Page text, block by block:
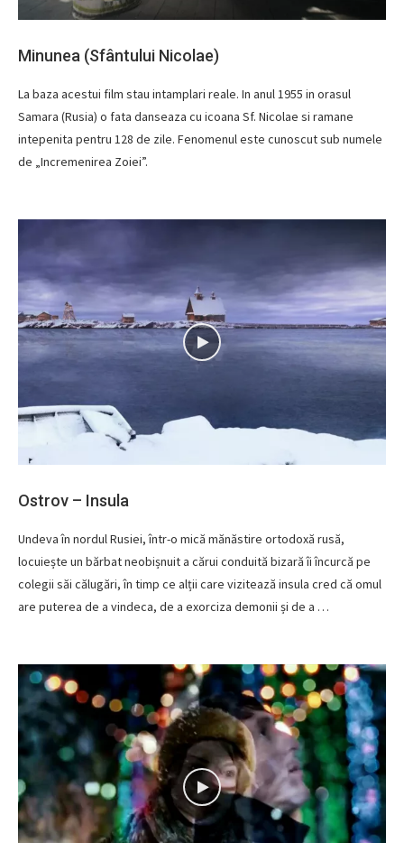
Minunea (Sfântului Nicolae)
La baza acestui film stau intamplari reale. In anul 1955 in orasul
Samara (Rusia) o fata danseaza cu icoana Sf. Nicolae si ramane
intepenita pentru 128 de zile. Fenomenul este cunoscut sub numele
de „Incremenirea Zoiei”.
Ostrov – Insula
Undeva în nordul Rusiei, într-o mică mănăstire ortodoxă rusă,
locuiește un bărbat neobișnuit a cărui conduită bizară îi încurcă pe
colegii săi călugări, în timp ce alții care vizitează insula cred că omul
are puterea de a vindeca, de a exorciza demonii și de a …